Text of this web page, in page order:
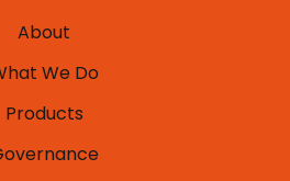
About
We Do
Products